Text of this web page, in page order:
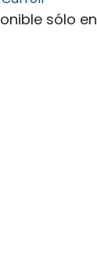
sólo en